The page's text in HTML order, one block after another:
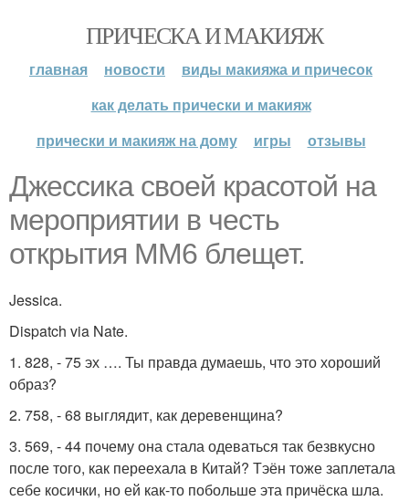
ПРИЧЕСКА И МАКИЯЖ
главная новости
виды макияжа и причесок
как делать прически и макияж
прически и макияж на дому
игры отзывы
Джессика своей красотой на
мероприятии в честь
открытия MM6 блещет.
Jessica.
Dispatch via Nate.
1. 828, - 75 эх …. Ты правда думаешь, что это хороший
образ?
2. 758, - 68 выглядит, как деревенщина?
3. 569, - 44 почему она стала одеваться так безвкусно
после того, как переехала в Китай? Тэён тоже заплетала
себе косички, но ей как-то побольше эта причёска шла.